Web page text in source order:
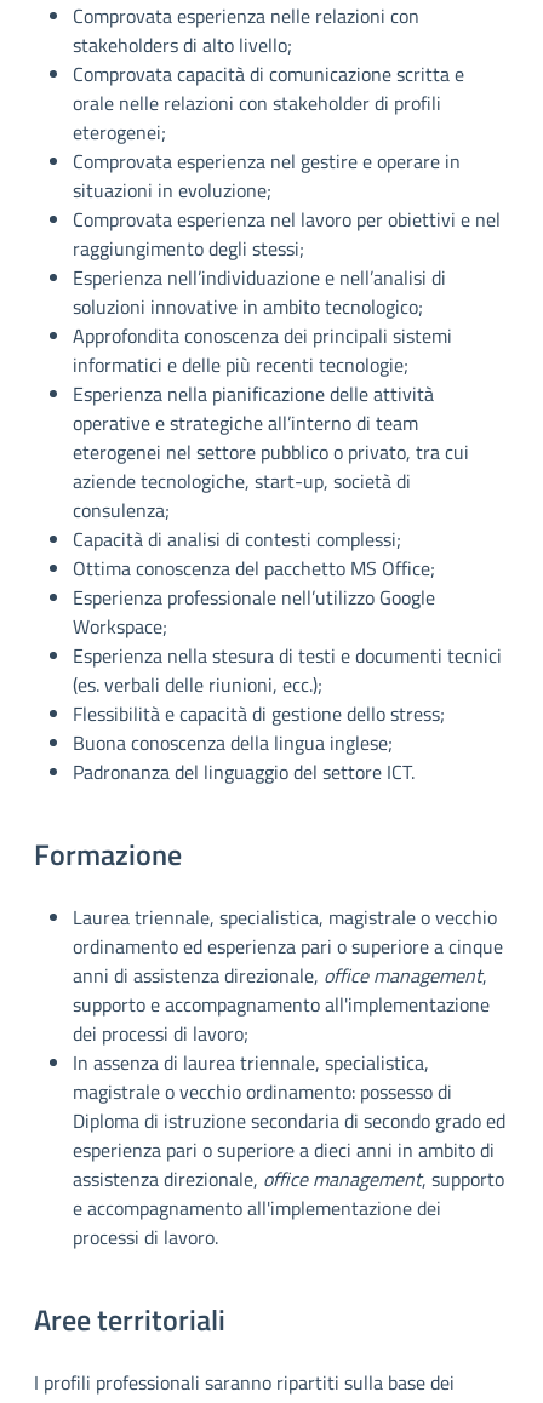
Comprovata esperienza nelle relazioni con
stakeholders di alto livello;
Comprovata capacità di comunicazione scritta e
orale nelle relazioni con stakeholder di profili
eterogenei;
Comprovata esperienza nel gestire e operare in
situazioni in evoluzione;
Comprovata esperienza nel lavoro per obiettivi e nel
raggiungimento degli stessi;
Esperienza nell’individuazione e nell’analisi di
soluzioni innovative in ambito tecnologico;
Approfondita conoscenza dei principali sistemi
informatici e delle più recenti tecnologie;
Esperienza nella pianificazione delle attività
operative e strategiche all’interno di team
eterogenei nel settore pubblico o privato, tra cui
aziende tecnologiche, start-up, società di
consulenza;
Capacità di analisi di contesti complessi;
Ottima conoscenza del pacchetto MS Office;
Esperienza professionale nell’utilizzo Google
Workspace;
Esperienza nella stesura di testi e documenti tecnici
(es. verbali delle riunioni, ecc.);
Flessibilità e capacità di gestione dello stress;
Buona conoscenza della lingua inglese;
Padronanza del linguaggio del settore ICT.
Formazione
Laurea triennale, specialistica, magistrale o vecchio
ordinamento ed esperienza pari o superiore a cinque
anni di assistenza direzionale, office management,
supporto e accompagnamento all'implementazione
dei processi di lavoro;
In assenza di laurea triennale, specialistica,
magistrale o vecchio ordinamento: possesso di
Diploma di istruzione secondaria di secondo grado ed
esperienza pari o superiore a dieci anni in ambito di
assistenza direzionale, office management, supporto
e accompagnamento all'implementazione dei
processi di lavoro.
Aree territoriali
I profili professionali saranno ripartiti sulla base dei